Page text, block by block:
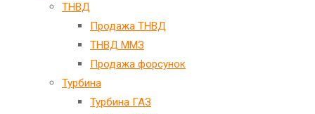
ТНВД
Продажа ТНВД
ТНВД ММЗ
Продажа форсунок
Турбина
Турбина ГАЗ